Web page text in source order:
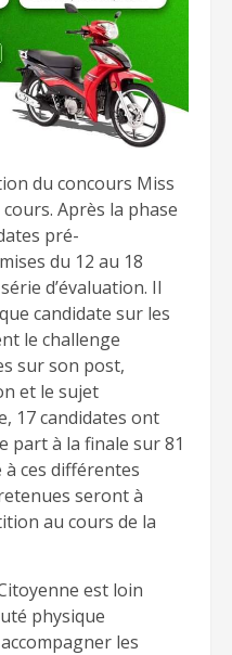
du concours Miss
Après la phase
pré-
du 12 au 18
d’évaluation. Il
candidate sur les
le challenge
sur son post,
et le sujet
17 candidates ont
part à la finale sur 81
ces différentes
seront à
au cours de la
est loin
physique
les